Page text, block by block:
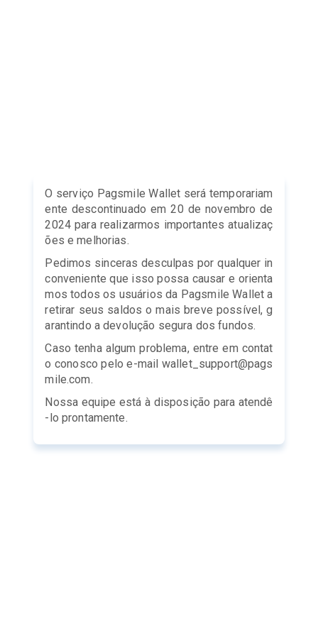
O serviço Pagsmile Wallet será temporariam
ente descontinuado em 20 de novembro de
2024 para realizarmos importantes atualizaç
ões e melhorias.
Pedimos sinceras desculpas por qualquer in
conveniente que isso possa causar e orienta
mos todos os usuários da Pagsmile Wallet a
retirar seus saldos o mais breve possível, g
arantindo a devolução segura dos fundos.
Caso tenha algum problema, entre em contat
o conosco pelo e-mail wallet_support@pags
mile.com.
Nossa equipe está à disposição para atendê
-lo prontamente.